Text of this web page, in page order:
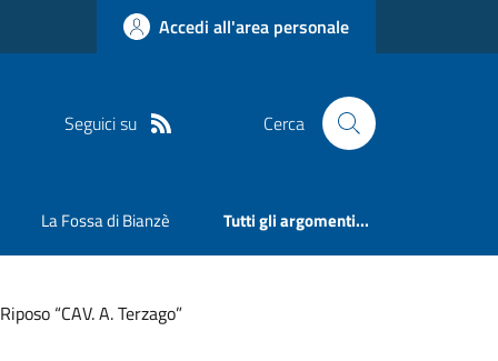
Accedi all'area personale
Seguici su Cerca
La Fossa di Bianzè Tutti gli argomenti...
“CAV. A. Terzago”